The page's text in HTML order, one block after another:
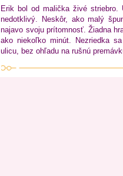
Erik bol od malička živé
nedotklivý. Neskôr, ako malý
najavo svoju prítomnosť. Žiadna
ako niekoľko minút. Nezriedka
ulicu, bez ohľadu na rušnú